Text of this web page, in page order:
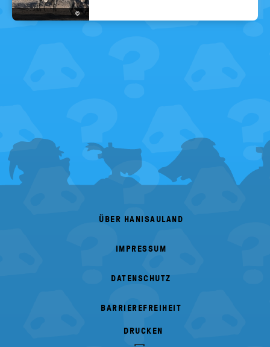
©
FOOTER
MENU
ÜBER HANISAULAND
IMPRESSUM
DATENSCHUTZ
BARRIEREFREIHEIT
DRUCKEN